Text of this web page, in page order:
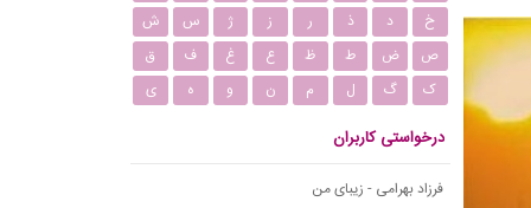
خ
د ذ ر ز ژ س
ش
ص
ض ط ظ ع غ ف
ق
ک
گ ل م ن و ه ی
درخواستی کاربران
فرزاد بهرامی - زیبای من